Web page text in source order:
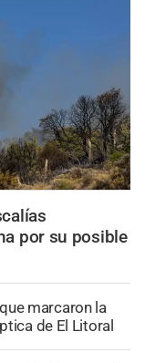
por su posible
marcaron la
de El Litoral